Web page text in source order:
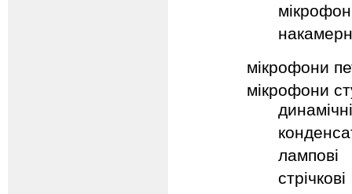
мікрофони
мікрофони
динамічні
лампові
стрічкові